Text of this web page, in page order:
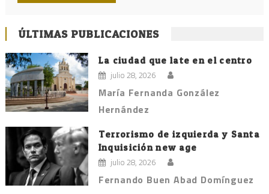
ÚLTIMAS PUBLICACIONES
La ciudad que late en el centro
julio 28, 2026
María Fernanda González
Hernández
Terrorismo de izquierda y Santa
Inquisición new age
julio 28, 2026
Fernando Buen Abad Domínguez